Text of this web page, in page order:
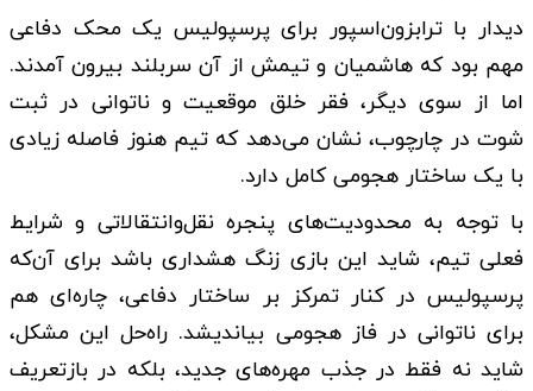
دیدار با ترابزون‌اسپور برای پرسپولیس یک محک دفاعی
مهم بود که هاشمیان و تیمش از آن سربلند بیرون آمدند.
اما از سوی دیگر، فقر خلق موقعیت و ناتوانی در ثبت
شوت در چارچوب، نشان می‌دهد که تیم هنوز فاصله زیادی
با یک ساختار هجومی کامل دارد.
با توجه به محدودیت‌های پنجره نقل‌وانتقالاتی و شرایط
فعلی تیم، شاید این بازی زنگ هشداری باشد برای آن‌که
پرسپولیس در کنار تمرکز بر ساختار دفاعی، چاره‌ای هم
برای ناتوانی در فاز هجومی بیاندیشد. راه‌حل این مشکل،
شاید نه فقط در جذب مهره‌های جدید، بلکه در بازتعریف